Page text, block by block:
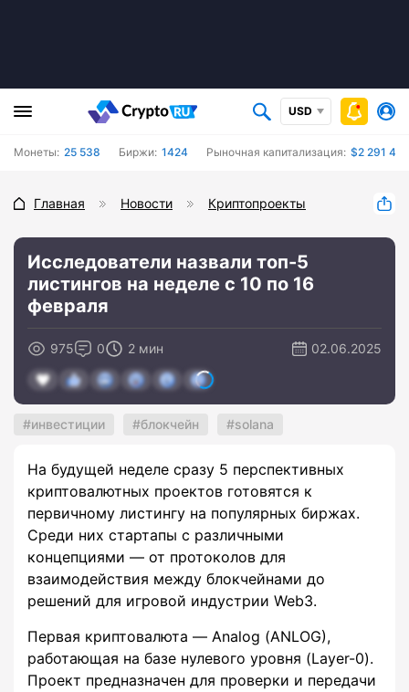
USD
Монеты: 25 538 Биржи: 1424 Рыночная капитализация: $2 291
Главная Новости Криптопроекты
Исследователи назвали топ-5
листингов на неделе с 10 по 16
февраля
975 0 2 мин 02.06.2025
инвестиции блокчейн solana
На будущей неделе сразу 5 перспективных
криптовалютных проектов готовятся к
первичному листингу на популярных биржах.
Среди них стартапы с различными
концепциями — от протоколов для
взаимодействия между блокчейнами до
решений для игровой индустрии Web3.
Первая криптовалюта — Analog (АNLOG),
работающая на базе нулевого уровня (Layer-0).
Проект предназначен для проверки и передачи